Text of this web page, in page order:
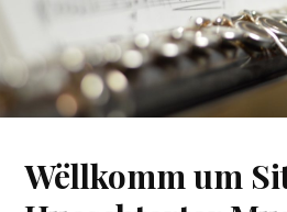
Wëllkomm um